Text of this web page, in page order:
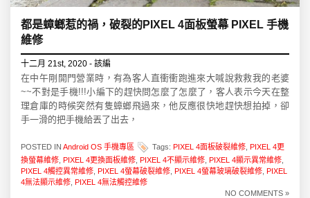
都是蟑螂惹的禍，破裂的PIXEL 4面板螢幕 PIXEL 手機
維修
十二月 21st, 2020 - 該編
在中午剛開門營業時，有為客人直衝衝跑進來大喊說救救我的老婆
~~不對是手機!!!小編下的趕快問怎麼了怎麼了，客人表示今天在整
理倉庫的時候突然有隻蟑螂飛過來，他反應很快地趕快想拍掉，卻
手一滑的把手機給丟了出去，
POSTED IN Android OS 手機專區 Tags: PIXEL 4面板破裂維修 PIXEL 4更
換螢幕維修 PIXEL 4更換面板維修 PIXEL 4不顯示維修 PIXEL 4顯示異常維修
PIXEL 4觸控異常維修 PIXEL 4螢幕破裂維修 PIXEL 4螢幕玻璃破裂維修 PIXEL
4無法顯示維修 PIXEL 4無法觸控維修
NO COMMENTS »